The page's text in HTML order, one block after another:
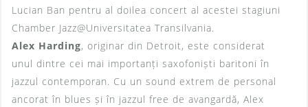
Lucian Ban pentru al doilea concert al acestei stagiuni
Chamber Jazz@Universitatea Transilvania.
Alex Harding, originar din Detroit, este considerat
unul dintre cei mai importanți saxofoniști baritoni în
jazzul contemporan. Cu un sound extrem de personal
ancorat în blues și în jazzul free de avangardă, Alex